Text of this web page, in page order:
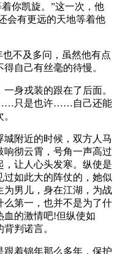
你凯旋。”这一次，他
会有更远的天地等着他
不及多问，虽然他有点
自己有丝毫的待慢。
身戎装的跟在了后面。
……只是也许……自己还能
附近的时候，双方人马
响彻云霄，号角一声高过
让人心头发寒。纵使是
过如此大的阵仗的，她似
为男儿，身在江湖，为战
么第一，也并不是为了什
血的激情吧!但纵使如
判诺言。
着锦年那么多年，保护